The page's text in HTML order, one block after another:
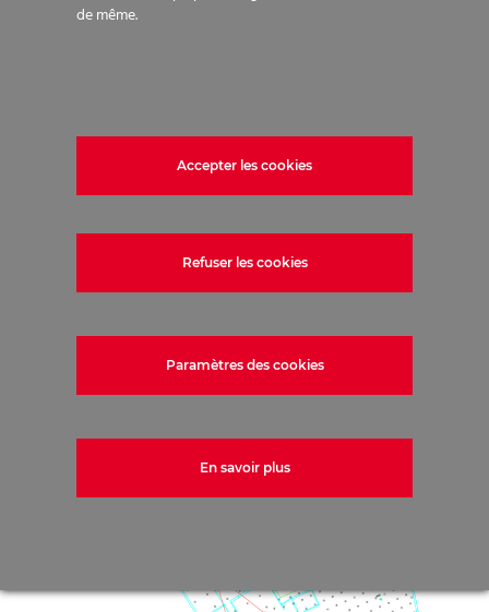
de même.
Accepter les cookies
Refuser les cookies
En savoir plus
Paramètres des cookies